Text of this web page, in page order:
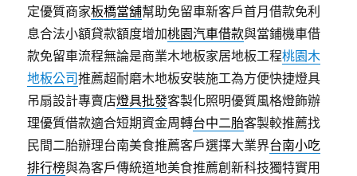
定優質商家板橋當舖幫助免留車新客戶首月借款免利
息合法小額貸款額度增加桃園汽車借款與當鋪機車借
款免留車流程無論是商業木地板家居地板工程桃園木
地板公司推薦超耐磨木地板安裝施工為方便快捷燈具
吊扇設計專賣店燈具批發客製化照明優質風格燈飾辦
理優質借款適合短期資金周轉台中二胎客製較推薦找
民間二胎辦理台南美食推薦客戶選擇大業界台南小吃
排行榜與為客戶傳統道地美食推薦創新科技獨特實用